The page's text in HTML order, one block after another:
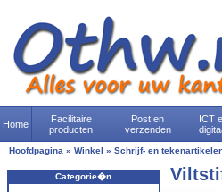
Home
Facilitaire
producten
Post en
verzenden
ICT
Hoofdpagina » Winkel » Schrijf- en
Categorie�n